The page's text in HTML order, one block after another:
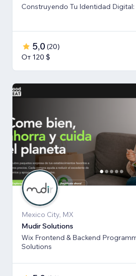
Construyendo Tu Identidad Digital:
5,0 (20)
От 120 $
Mexico City, MX
Mudir Solutions
Wix Frontend & Backend
Solutions